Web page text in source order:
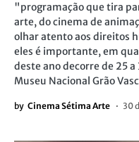
"programação que tira
arte, do cinema de
olhar atento aos direitos
eles é importante, em
deste ano decorre de 25 a
Museu Nacional Grão
by Cinema Sétima Arte 30